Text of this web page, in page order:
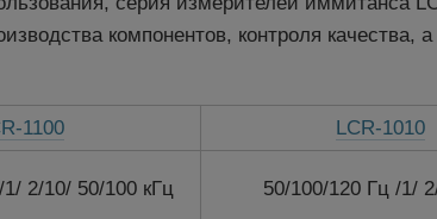
компонентов, контроля качества,
1100
LCR-1010
2/10/ 50/100 кГц 50/100/120 Гц /1/